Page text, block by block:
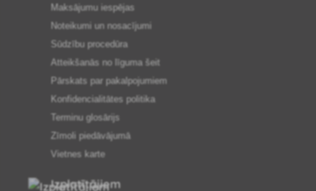
Maksājumu iespējas
Noteikumi un nosacījumi
Sūdzību procedūra
Atteikšanās no līguma šeit
Pārskats par pakalpojumiem
Konfidencialitātes politika
Terminu glosārijs
Zīmoli piedāvājumā
Vietnes karte
Izplatītājiem